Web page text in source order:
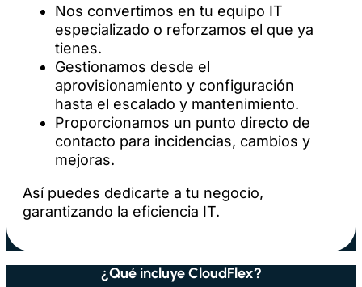
Nos convertimos en tu equipo IT
especializado o reforzamos el que ya
tienes.
Gestionamos desde el
aprovisionamiento y configuración
hasta el escalado y mantenimiento.
Proporcionamos un punto directo de
contacto para incidencias, cambios y
mejoras.
Así puedes dedicarte a tu negocio,
garantizando la eficiencia IT.
¿Qué incluye CloudFlex?